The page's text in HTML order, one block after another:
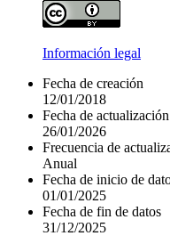
Información legal
Fecha de creación
12/01/2018
Fecha de actualización
26/01/2026
Frecuencia de
Anual
Fecha de inicio de
01/01/2025
Fecha de fin de datos
31/12/2025